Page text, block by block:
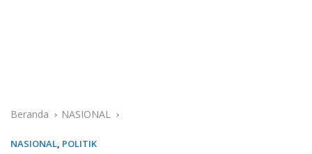
Beranda NASIONAL
NASIONAL, POLITIK